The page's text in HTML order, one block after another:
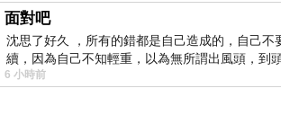
面對吧
沈思了好久 ，所有的錯都是自己造成的，自己不
續，因為自己不知輕重，以為無所謂出風頭，到
不
6 小時前